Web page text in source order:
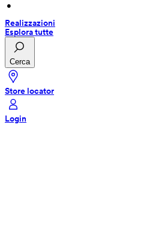
•
Realizzazioni
Esplora tutte
Cerca
Store locator
Login